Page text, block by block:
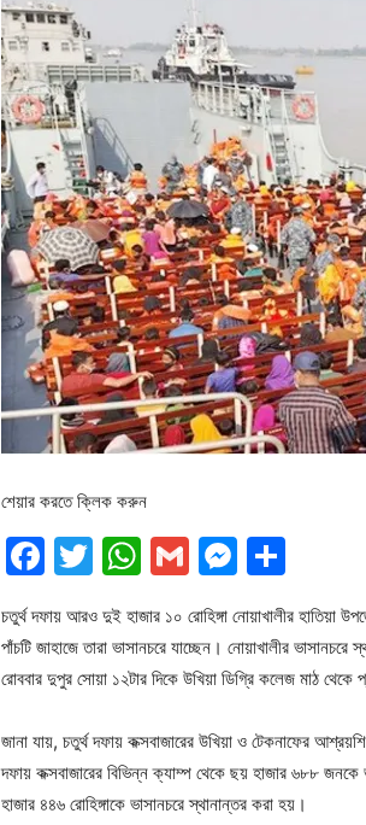
শেয়ার করতে ক্লিক করুন
Facebook
Twitter
WhatsApp
Gmail
চতুর্থ দফায় আরও দুই হাজার ১০ রোহিঙ্গা নোয়াখালীর হাতিয়া
পাঁচটি জাহাজে তারা ভাসানচরে যাচ্ছেন। নোয়াখালীর ভাসানচরে
রোববার দুপুর সোয়া ১২টার দিকে উখিয়া ডিগ্রি কলেজ মাঠ
জানা যায়, চতুর্থ দফায় কক্সবাজারের উখিয়া ও টেকনাফের
দফায় কক্সবাজারের বিভিন্ন ক্যাম্প থেকে ছয় হাজার ৬৮৮
হাজার ৪৪৬ রোহিঙ্গাকে ভাসানচরে স্থানান্তর করা হয়।